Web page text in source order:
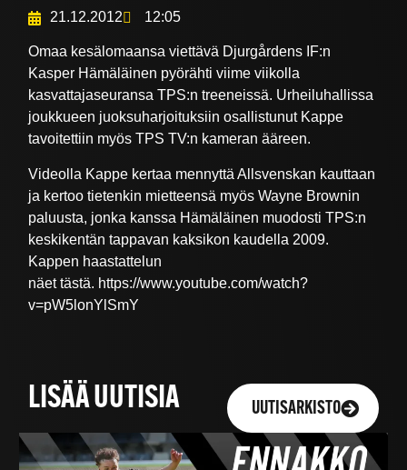
21.12.2012 12:05
Omaa kesälomaansa viettävä Djurgårdens IF:n
Kasper Hämäläinen pyörähti viime viikolla
kasvattajaseuransa TPS:n treeneissä. Urheiluhallissa
joukkueen juoksuharjoituksiin osallistunut Kappe
tavoitettiin myös TPS TV:n kameran ääreen.
Videolla Kappe kertaa mennyttä Allsvenskan kauttaan
ja kertoo tietenkin mietteensä myös Wayne Brownin
paluusta, jonka kanssa Hämäläinen muodosti TPS:n
keskikentän tappavan kaksikon kaudella 2009.
Kappen haastattelun
näet tästä. https://www.youtube.com/watch?
v=pW5lonYlSmY
LISÄÄ UUTISIA UUTISARKISTO